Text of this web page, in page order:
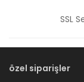
SSL
özel siparişler